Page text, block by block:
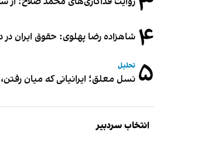
۴ شاهزاده رضا پهلوی: حقوق ایران
۵ تحلیل
نسل معلق؛ ایرانیانی که میان
انتخاب سردبیر